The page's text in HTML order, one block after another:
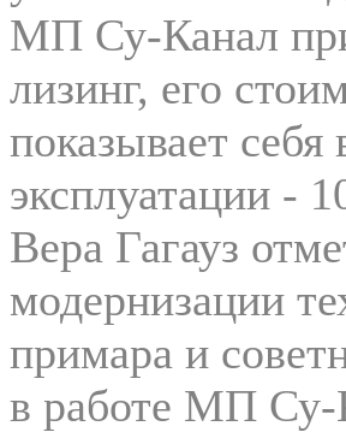
МП Су-Канал
лизинг, его
показывает
эксплуатации -
Вера Гагауз
модернизации
примара и
в работе МП Су-